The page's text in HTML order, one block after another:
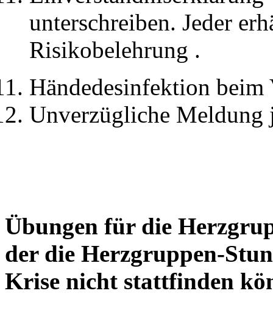
unterschreiben. Jeder
Risikobelehrung .
Händedesinfektion beim
Unverzügliche Meldung
Übungen für die
der die Herzgruppen-
Krise nicht stattfinden